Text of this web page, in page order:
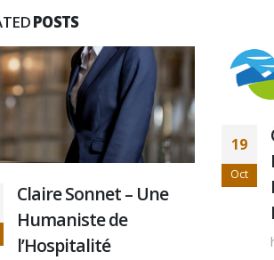
POSTS
Claire Sonnet – Une
Humaniste de
l’Hospitalité
19
Oct